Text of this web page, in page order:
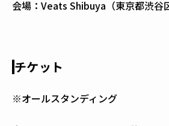
会場： Veats Shibuya（東京都渋谷
チケット
※オールスタンディング